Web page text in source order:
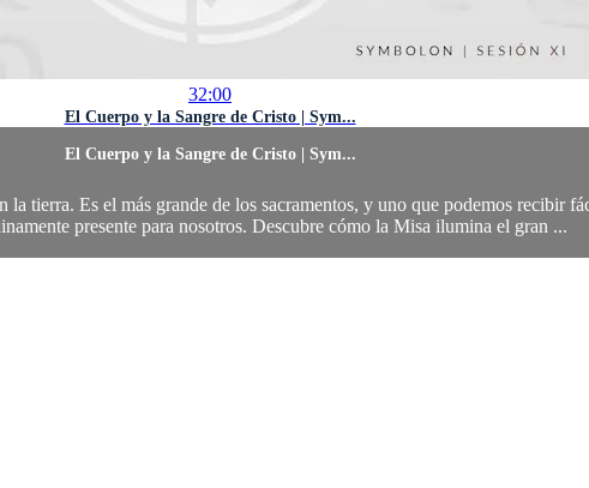
32:00
El Cuerpo y la Sangre de Cristo | Sym...
El Cuerpo y la Sangre de Cristo | Sym...
tierra. Es el más grande de los sacramentos, y uno que podemos recibir
presente para nosotros. Descubre cómo la Misa ilumina el gran ...